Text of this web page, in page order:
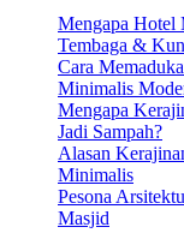
Mengapa Hotel
Tembaga &
Cara
Minimalis
Mengapa
Jadi Sampah?
Alasan
Minimalis
Pesona
Masjid